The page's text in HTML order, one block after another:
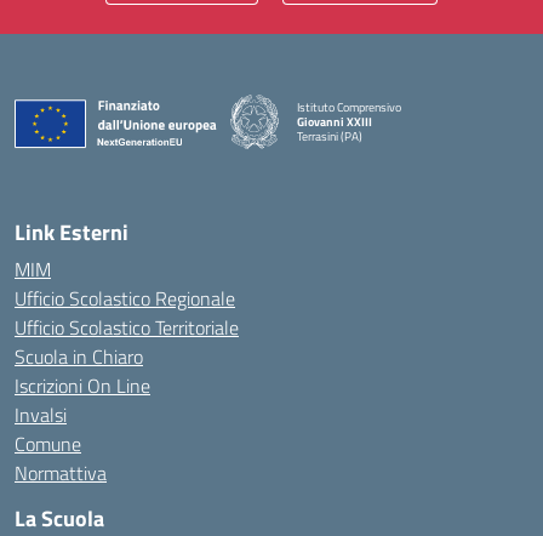
Istituto Comprensivo
Giovanni XXIII
Terrasini (PA)
Link Esterni
MIM
Ufficio Scolastico Regionale
Ufficio Scolastico Territoriale
Scuola in Chiaro
Iscrizioni On Line
Invalsi
Comune
Normattiva
La Scuola